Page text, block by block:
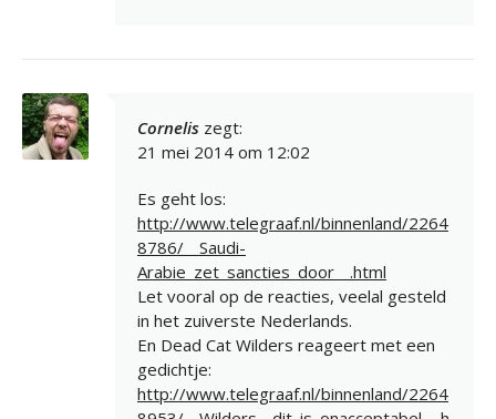
Cornelis zegt:
21 mei 2014 om 12:02
Es geht los:
http://www.telegraaf.nl/binnenland/2264
8786/__Saudi-
Arabie_zet_sancties_door__.html
Let vooral op de reacties, veelal gesteld
in het zuiverste Nederlands.
En Dead Cat Wilders reageert met een
gedichtje:
http://www.telegraaf.nl/binnenland/2264